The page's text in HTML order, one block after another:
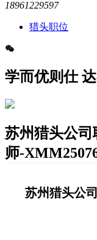
18961229597
猎头职位
学而优则仕
苏州猎头公
师-
苏州猎头公